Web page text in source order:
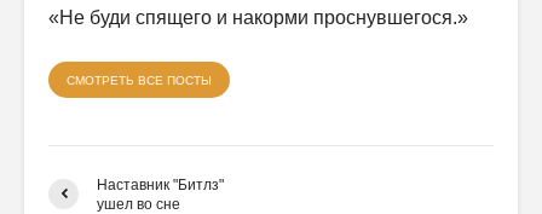
«Не буди спящего и накорми проснувшегося.»
СМОТРЕТЬ ВСЕ ПОСТЫ
Наставник "Битлз"
ушел во сне